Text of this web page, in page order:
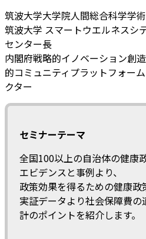
筑波大学大学院人間総合科学学
筑波大学 スマートウエルネスシ
センター長
内閣府戦略的イノベーション創
的コミュニティプラットフォー
クター
セミナーテーマ
全国100以上の自治体の健康
エビデンスと事例より、
政策効果を得るための健康政
実証データより社会保障費
計のポイントを紹介します。